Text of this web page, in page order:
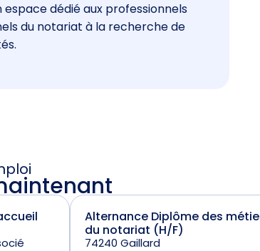
espace dédié aux professionnels
du notariat à la recherche de
Alternance Diplôme des
du notariat (H/F)
74240 Gaillard